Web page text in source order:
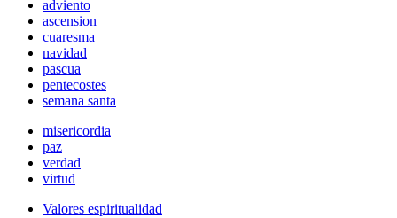
adviento
ascension
cuaresma
navidad
pascua
pentecostes
semana santa
misericordia
paz
verdad
virtud
Valores espiritualidad